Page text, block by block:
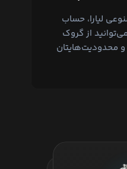
لیارا، حساب
از گروک
محدودیت‌هایتان